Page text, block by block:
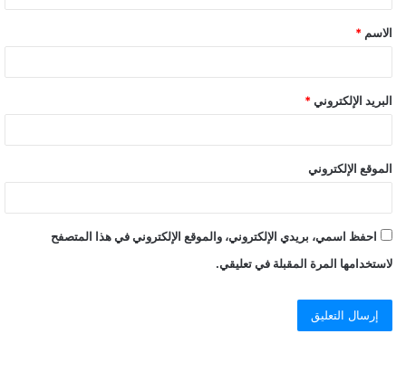
ق
*
الاسم *
البريد الإلكتروني *
الموقع الإلكتروني
احفظ اسمي، بريدي الإلكتروني، والموقع الإلكتروني في هذا المتصفح
لاستخدامها المرة المقبلة في تعليقي.